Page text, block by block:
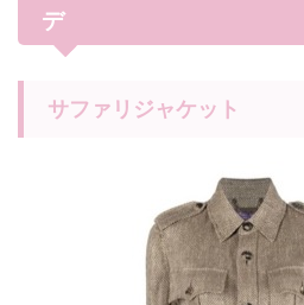
デ
サファリジャケット